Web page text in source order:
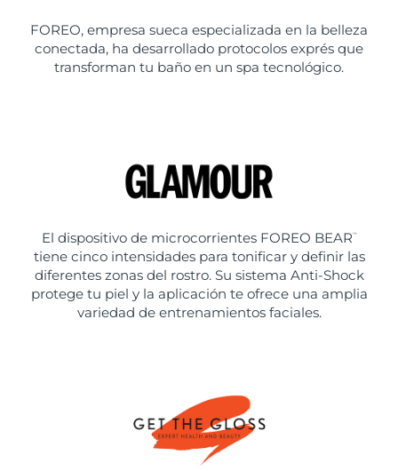
FOREO, empresa sueca especializada en la belleza
conectada, ha desarrollado protocolos exprés que
transforman tu baño en un spa tecnológico.
El dispositivo de microcorrientes FOREO BEAR ™
tiene cinco intensidades para tonificar y definir las
diferentes zonas del rostro. Su sistema Anti-Shock
protege tu piel y la aplicación te ofrece una amplia
variedad de entrenamientos faciales.